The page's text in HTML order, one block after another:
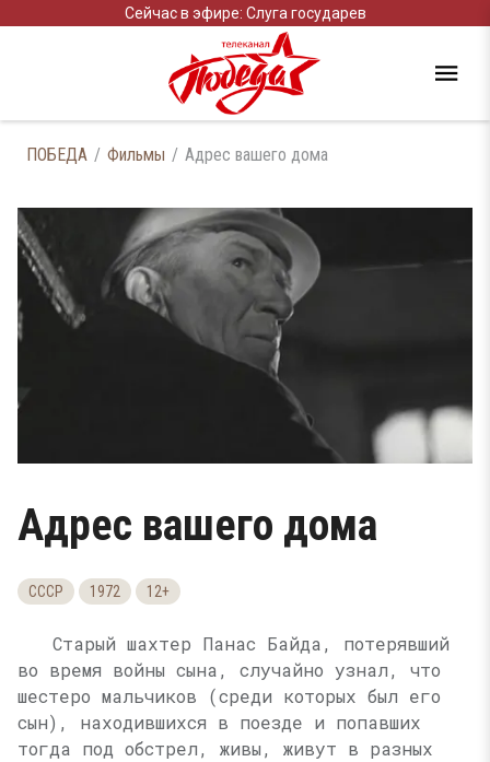
Сейчас в эфире: Слуга государев
ПОБЕДА Фильмы Адрес вашего дома
Адрес вашего дома
СССР 1972 12+
Старый шахтер Панас Байда, потерявший
во время войны сына, случайно узнал, что
шестеро мальчиков (среди которых был его
сын), находившихся в поезде и попавших
тогда под обстрел, живы, живут в разных